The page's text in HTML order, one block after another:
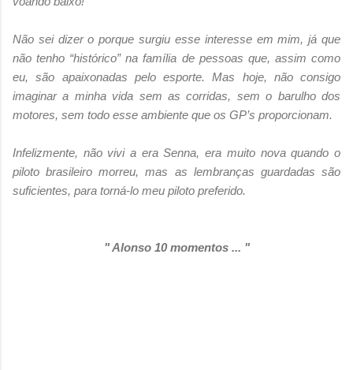
Não sei dizer o porque surgiu esse interesse em mim, já que
não tenho “histórico” na família de pessoas que, assim como
eu, são apaixonadas pelo esporte. Mas hoje, não consigo
imaginar a minha vida sem as corridas, sem o barulho dos
motores, sem todo esse ambiente que os GP’s proporcionam.
Infelizmente, não vivi a era Senna, era muito nova quando o
piloto brasileiro morreu, mas as lembranças guardadas são
suficientes, para torná-lo meu piloto preferido.
" Alonso 10 momentos ... "